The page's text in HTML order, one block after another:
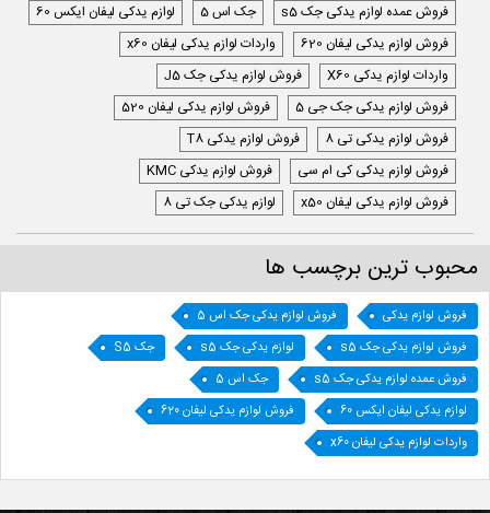
فروش عمده لوازم یدکی جک s5
جک اس 5
لوازم یدکی لیفان ایکس 60
فروش لوازم یدکی لیفان 620
واردات لوازم یدکی لیفان x60
واردات لوازم یدکی X60
فروش لوازم یدکی جک J5
فروش لوازم یدکی جک جی 5
فروش لوازم یدکی لیفان 520
فروش لوازم یدکی تی 8
فروش لوازم یدکی T8
فروش لوازم یدکی کی ام سی
فروش لوازم یدکی KMC
فروش لوازم یدکی لیفان x50
لوازم یدکی جک تی 8
محبوب ترین برچسب ها
فروش لوازم یدکی
فروش لوازم یدکی جک اس 5
فروش لوازم یدکی جک s5
لوازم یدکی جک s5
جک S5
فروش عمده لوازم یدکی جک s5
جک اس 5
لوازم یدکی لیفان ایکس 60
فروش لوازم یدکی لیفان 620
واردات لوازم یدکی لیفان x60